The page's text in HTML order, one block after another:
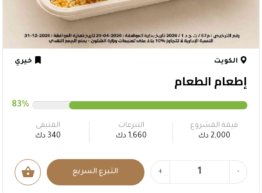
الكويت خيري
إطعام الطعام
83%
قيمة المشروع
2,000 دك
التبرعات
1,660 دك
المتبقى
340 دك
-
+ التبرع السريع shopping_basket